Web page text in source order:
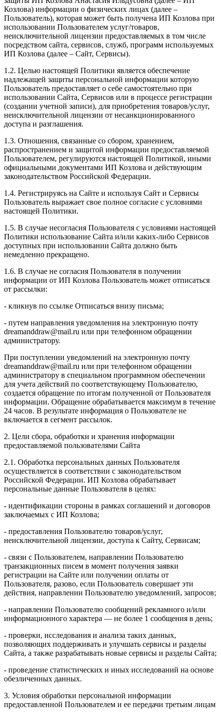
Козлова) информации о физических лицах (далее –
Пользователь), которая может быть получена ИП Козлова при
использовании Пользователем услуг/товаров,
неисключительной лицензии предоставляемых в том числе
посредством сайта, сервисов, служб, программ используемых
ИП Козлова (далее – Сайт, Сервисы).
1.2. Целью настоящей Политики является обеспечение
надлежащей защиты персональной информации которую
Пользователь предоставляет о себе самостоятельно при
использовании Сайта, Сервисов или в процессе регистрации
(создании учетной записи), для приобретения товаров/услуг,
неисключительной лицензии от несанкционированного
доступа и разглашения.
1.3. Отношения, связанные со сбором, хранением,
распространением и защитой информации предоставляемой
Пользователем, регулируются настоящей Политикой, иными
официальными документами ИП Козловa и действующим
законодательством Российской Федерации.
1.4. Регистрируясь на Сайте и используя Сайт и Сервисы
Пользователь выражает свое полное согласие с условиями
настоящей Политики.
1.5. В случае несогласия Пользователя с условиями настоящей
Политики использование Сайта и/или каких-либо Сервисов
доступных при использовании Сайта должно быть
немедленно прекращено.
1.6. В случае не согласия Пользователя в получении
информации от ИП Козлова Пользователь может отписаться
от рассылки:
- кликнув по ссылке Отписаться внизу письма;
- путем направления уведомления на электронную почту
dreamanddraw@mail.ru или при телефонном обращении
администратору.
При поступлении уведомлений на электронную почту
dreamanddraw@mail.ru или при телефонном обращении
администратору в специальном программном обеспечении
для учета действий по соответствующему Пользователю,
создается обращение по итогам полученной от Пользователя
информации. Обращение обрабатывается максимум в течение
24 часов. В результате информация о Пользователе не
включается в сегмент рассылок.
2. Цели сбора, обработки и хранения информации
предоставляемой пользователями Сайта
2.1. Обработка персональных данных Пользователя
осуществляется в соответствии с законодательством
Российской Федерации. ИП Козловa обрабатывает
персональные данные Пользователя в целях:
- идентификации стороны в рамках соглашений и договоров
заключаемых с ИП Козлова;
- предоставления Пользователю товаров/услуг,
неисключительной лицензии, доступа к Сайту, Сервисам;
- связи с Пользователем, направлении Пользователю
транзакционных писем в момент получения заявки
регистрации на Сайте или получении оплаты от
Пользователя, разово, если Пользователь совершает эти
действия, направлении Пользователю уведомлений, запросов;
- направлении Пользователю сообщений рекламного и/или
информационного характера — не более 1 сообщения в день;
- проверки, исследования и анализа таких данных,
позволяющих поддерживать и улучшать сервисы и разделы
Сайта, а также разрабатывать новые сервисы и разделы Сайта;
- проведение статистических и иных исследований на основе
обезличенных данных.
3. Условия обработки персональной информации
предоставленной Пользователем и ее передачи третьим лицам